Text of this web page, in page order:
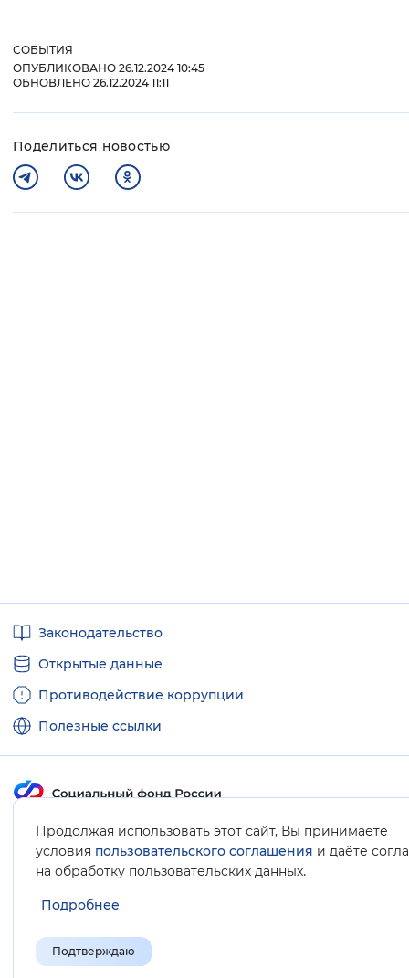
СОБЫТИЯ
ОПУБЛИКОВАНО 26.12.2024 10:45
ОБНОВЛЕНО 26.12.2024 11:11
Поделиться новостью
Продолжая использовать этот сайт, Вы принимаете
условия пользовательского соглашения и даёте
на обработку пользовательских данных.
Подробнее
Подтверждаю
ссылкиЗаконодательство
Открытые данные
Противодействие коррупции
Полезные ссылки
Карта сайта
© Социальный фонд России, 2008-2026